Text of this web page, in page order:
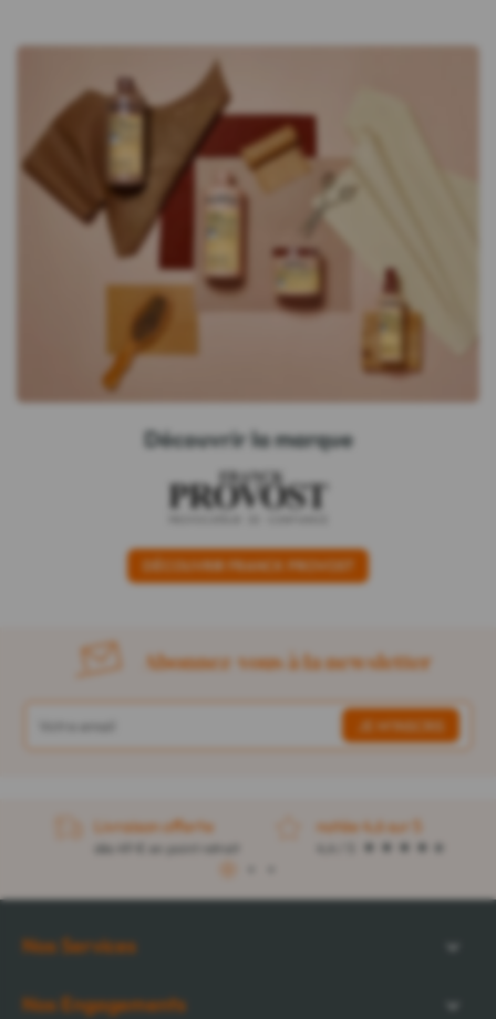
Découvrir la marque
DÉCOUVRIR FRANCK PROVOST
Abonnez-vous à la newsletter
Livraison offerte
dès 49 € en point retrait
notée 4,6 sur 5
Nos Services
Nos Engagements